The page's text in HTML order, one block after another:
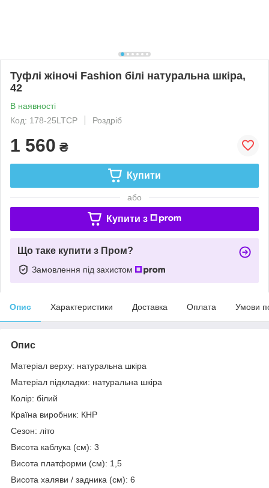
Туфлі жіночі Fashion білі натуральна шкіра,
42
В наявності
Код: 178-25LTCP
Роздріб
1 560 ₴
Купити
або
Купити з
Що таке купити з Пром?
Замовлення під захистом
Опис Характеристики Доставка Оплата Умови
Опис
Матеріал верху: натуральна шкіра
Матеріал підкладки: натуральна шкіра
Колір: білий
Країна виробник: КНР
Сезон: літо
Висота каблука (см): 3
Висота платформи (см): 1,5
Висота халяви / задника (см): 6